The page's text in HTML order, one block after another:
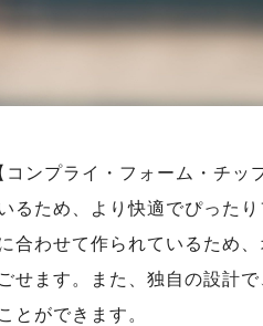
ンプライ・フォーム・チッ
るため、より快適でぴったり
合わせて作られているため
せます。また、独自の設計
とができます。